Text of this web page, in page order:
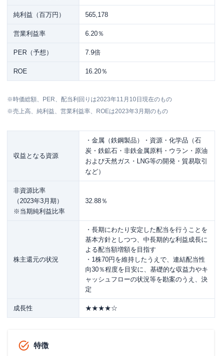
純利益（百万円） 565,178
営業利益率 6.20％
PER（予想） 7.9倍
ROE 16.20％
※時価総額、PER、配当利回りは2023年11月10日現在のもの
※売上高、純利益、営業利益率、ROEは2023年3月期のもの
収益となる資源
・金属（鉄鋼製品）・資源・化学品（石
炭・鉄鉱石・非鉄金属原料・ウラン・原油
および天然ガス・LNG等の開発・貿易取引
など）
非資源比率
（2023年3月期）
※当期純利益比率
32.88％
株主還元の状況
・長期にわたり安定した配当を行うことを
基本方針としつつ、中長期的な利益成長に
よる配当額増額を目指す
・1株70円を維持したうえで、連結配当性
向30％程度を目安に、基礎的な収益力やキ
ャッシュフローの状況等を勘案のうえ、決
定
成長性 ★★★★☆
特徴